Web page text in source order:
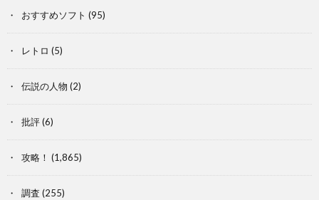
おすすめソフト (95)
レトロ (5)
伝説の人物 (2)
批評(6)
攻略！ (1,865)
調査 (255)